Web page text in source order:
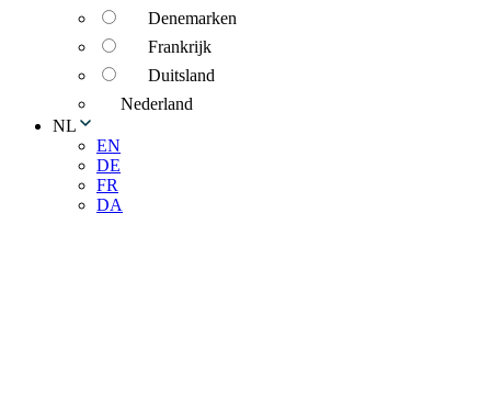
Denemarken
Frankrijk
Duitsland
Nederland
NL
EN
DE
FR
DA